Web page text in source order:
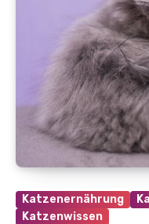
Katzenernährung
Katzenwissen